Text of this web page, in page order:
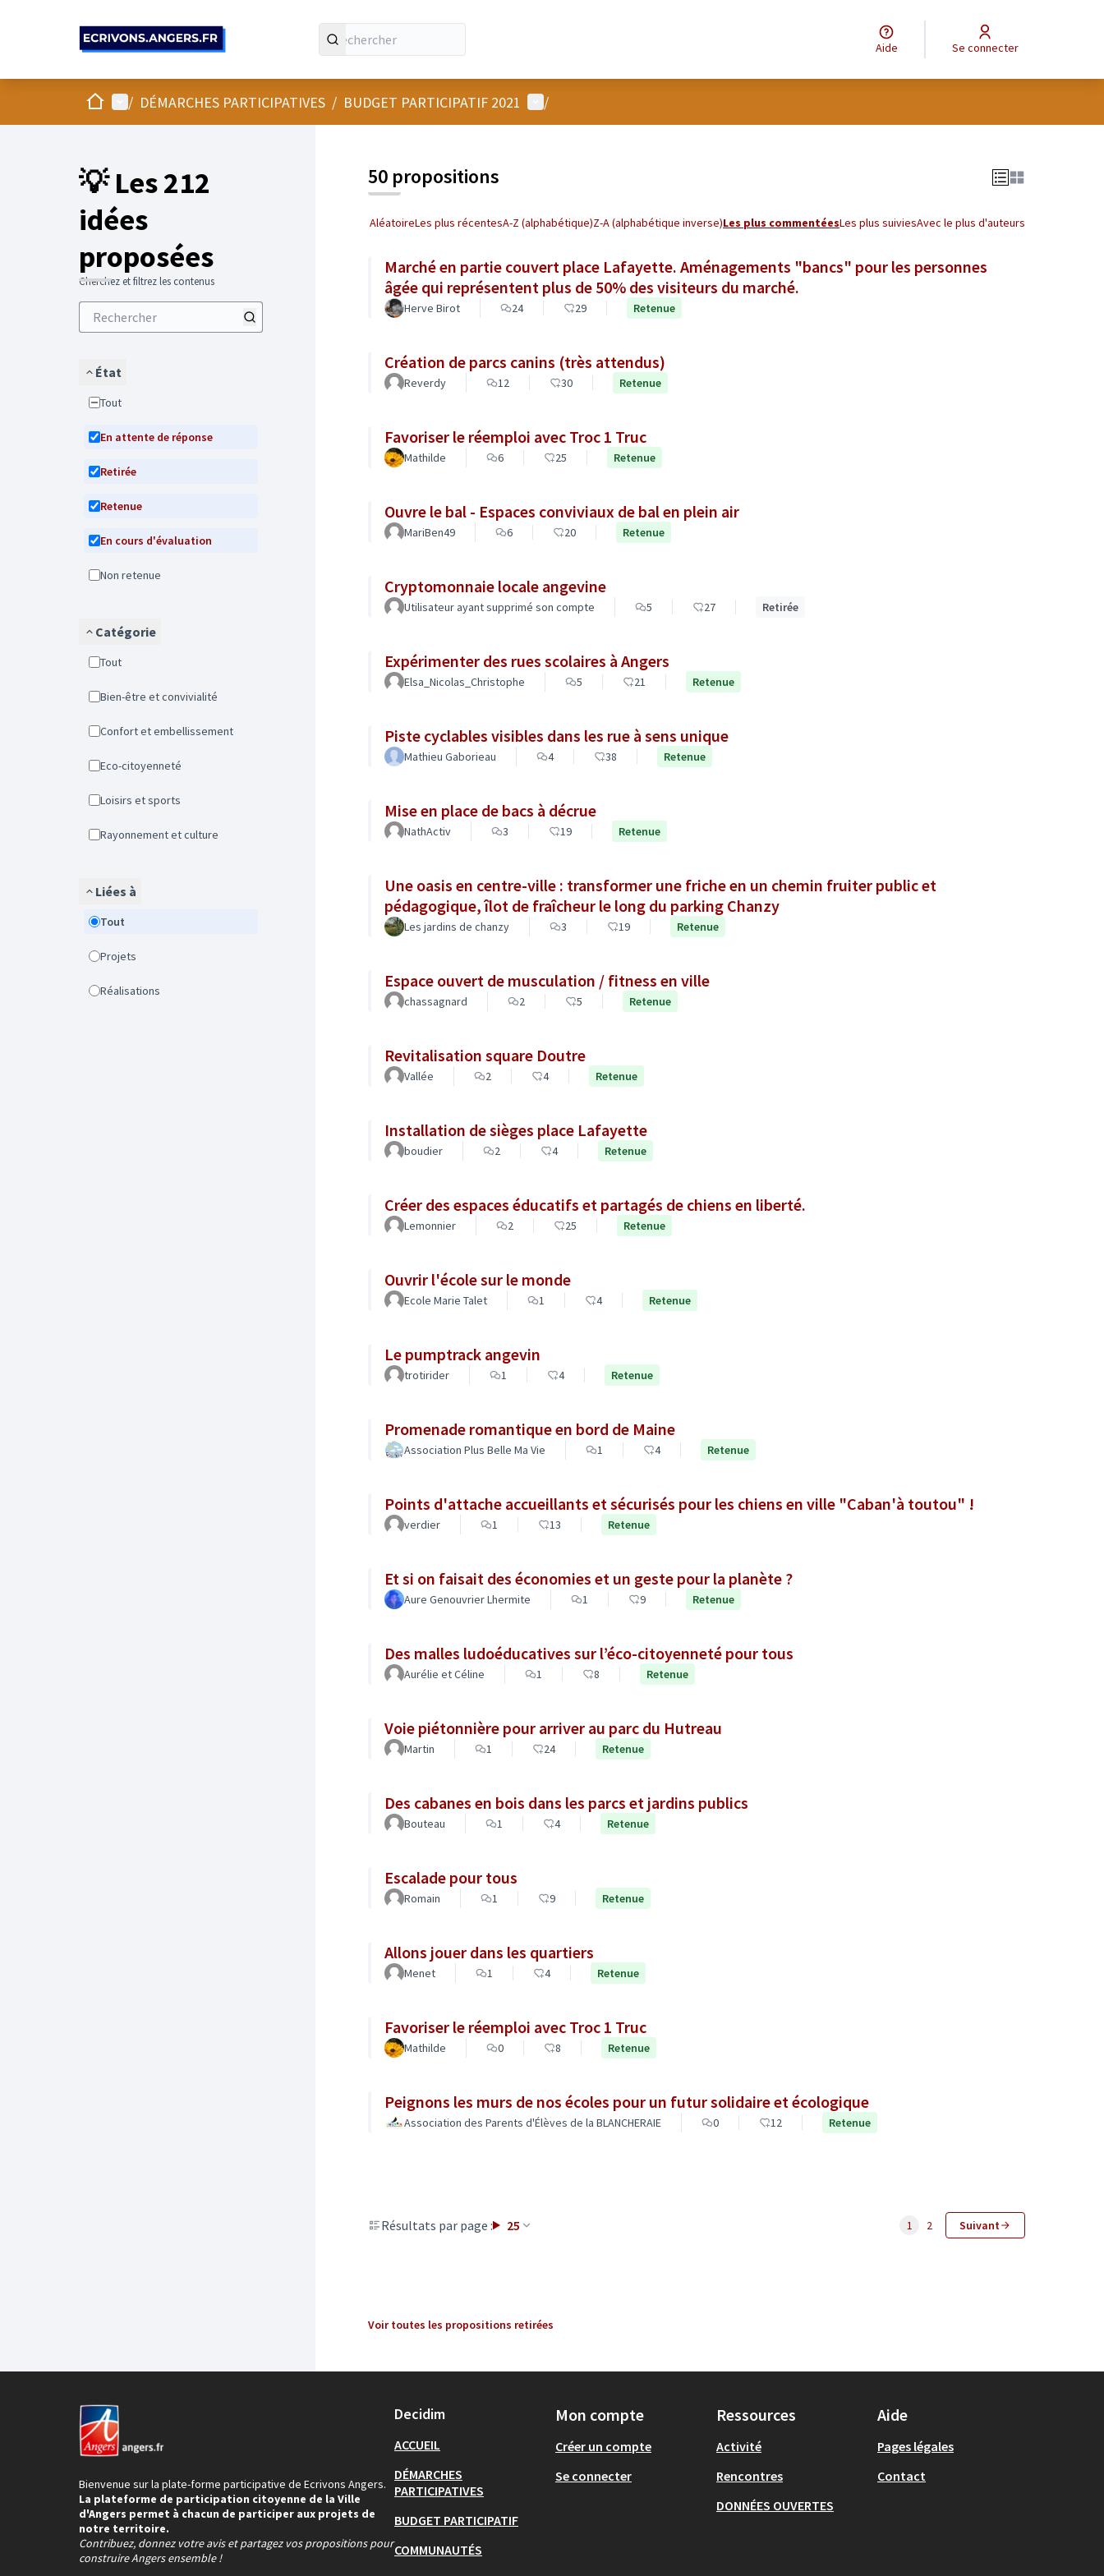
Aide Se connecter
AccueilMenu principal
/ DÉMARCHES PARTICIPATIVES / BUDGET PARTICIPATIF 2021 Menu utilisateur
/
💡 Les 212
idées
proposées
Cherchez et filtrez les contenus
État
Tout
En attente de réponse
Retirée
Retenue
En cours d'évaluation
Non retenue
Catégorie
Tout
Bien-être et convivialité
Confort et embellissement
Eco-citoyenneté
Loisirs et sports
Rayonnement et culture
Liées à
Tout
Projets
Réalisations
50 propositions
AléatoireLes plus récentesA-Z (alphabétique)Z-A (alphabétique inverse)Les plus commentéesLes plus suiviesAvec le plus d'auteurs
Marché en partie couvert place Lafayette. Aménagements "bancs" pour les personnes
âgée qui représentent plus de 50% des visiteurs du marché.
Herve Birot 24 29 Retenue
Création de parcs canins (très attendus)
Reverdy 12 30 Retenue
Favoriser le réemploi avec Troc 1 Truc
Mathilde 6 25 Retenue
Ouvre le bal - Espaces conviviaux de bal en plein air
MariBen49 6 20 Retenue
Cryptomonnaie locale angevine
Utilisateur ayant supprimé son compte 5 27 Retirée
Expérimenter des rues scolaires à Angers
Elsa_Nicolas_Christophe 5 21 Retenue
Piste cyclables visibles dans les rue à sens unique
Mathieu Gaborieau 4 38 Retenue
Mise en place de bacs à décrue
NathActiv 3 19 Retenue
Une oasis en centre-ville : transformer une friche en un chemin fruiter public et
pédagogique, îlot de fraîcheur le long du parking Chanzy
Les jardins de chanzy 3 19 Retenue
Espace ouvert de musculation / fitness en ville
chassagnard 2 5 Retenue
Revitalisation square Doutre
Vallée 2 4 Retenue
Installation de sièges place Lafayette
boudier 2 4 Retenue
Créer des espaces éducatifs et partagés de chiens en liberté.
Lemonnier 2 25 Retenue
Ouvrir l'école sur le monde
Ecole Marie Talet 1 4 Retenue
Le pumptrack angevin
trotirider 1 4 Retenue
Promenade romantique en bord de Maine
Association Plus Belle Ma Vie 1 4 Retenue
Points d'attache accueillants et sécurisés pour les chiens en ville "Caban'à toutou" !
verdier 1 13 Retenue
Et si on faisait des économies et un geste pour la planète ?
Aure Genouvrier Lhermite 1 9 Retenue
Des malles ludoéducatives sur l’éco-citoyenneté pour tous
Aurélie et Céline 1 8 Retenue
Voie piétonnière pour arriver au parc du Hutreau
Martin 1 24 Retenue
Des cabanes en bois dans les parcs et jardins publics
Bouteau 1 4 Retenue
Escalade pour tous
Romain 1 9 Retenue
Allons jouer dans les quartiers
Menet 1 4 Retenue
Favoriser le réemploi avec Troc 1 Truc
Mathilde 0 8 Retenue
Peignons les murs de nos écoles pour un futur solidaire et écologique
Association des Parents d'Élèves de la BLANCHERAIE 0 12 Retenue
Résultats par page : 25 1 2 Suivant
Voir toutes les propositions retirées
Bienvenue sur la plate-forme participative de Ecrivons Angers.
La plateforme de participation citoyenne de la Ville
d'Angers permet à chacun de participer aux projets de
notre territoire.
Contribuez, donnez votre avis et partagez vos propositions pour
construire Angers ensemble !
Decidim
ACCUEIL
DÉMARCHES
PARTICIPATIVES
BUDGET PARTICIPATIF
COMMUNAUTÉS
Mon compte
Créer un compte
Se connecter
Ressources
Activité
Rencontres
DONNÉES OUVERTES
Aide
Pages légales
Contact